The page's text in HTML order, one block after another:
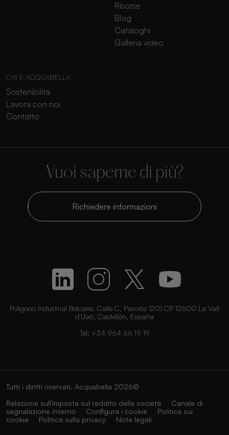
Risorse
Blog
Cataloghi
Galleria video
CHI È ACQUABELLA
Sostenibilità
Lavora con noi
Contatto
Vuoi saperne di più?
Richiedere informazioni
Polígono Industrial Belcaire. Calle C, Parcela 1201 CP 12600 La Vall
d’Uixó, Castellón, España
Tel: +34 964 66 19 19
Tutti i diritti riservati. Acquabella 2026©
Relazione sull'imposta sul reddito delle società
Canale di
segnalazione interno
Configura i cookie
Politica sui
cookie
Politica sulla privacy Note legali